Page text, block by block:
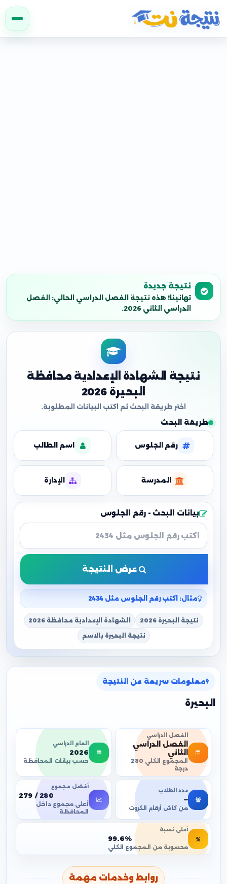
نتيجة نت
نتيجة جديدة
تهانينا! هذه نتيجة الفصل الدراسي الحالي: الفصل
الدراسي الثاني 2026.
نتيجة الشهادة الإعدادية محافظة
البحيرة 2026
طريقة البحث
رقم الجلوس اسم الطالب
المدرسة الإدارة
بيانات البحث - رقم الجلوس
عرض النتيجة
مثال: اكتب رقم الجلوس مثل 2434
نتيجة البحيرة 2026 الشهادة الإعدادية محافظة 2026
نتيجة البحيرة بالاسم
معلومات سريعة عن النتيجة
البحيرة
الفصل الدراسي
الفصل الدراسي
الثاني
المجموع الكلي 280
درجة
العام الدراسي
2026
حسب بيانات المحافظة
عدد الطلاب
—
من كاش أرقام الكروت
أفضل مجموع
279 / 280
أعلى مجموع داخل
المحافظة
أعلى نسبة
99.6%
محسوبة من المجموع الكلي
روابط وخدمات مهمة